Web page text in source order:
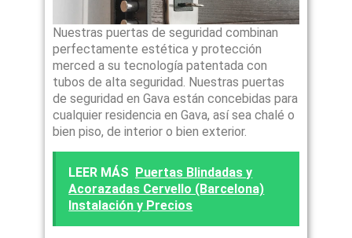
Nuestras puertas de seguridad combinan
perfectamente estética y protección
merced a su tecnología patentada con
tubos de alta seguridad. Nuestras puertas
de seguridad en Gava están concebidas para
cualquier residencia en Gava, así sea chalé o
bien piso, de interior o bien exterior.
LEER MÁS
Puertas Blindadas y
Acorazadas Cervello (Barcelona)
Instalación y Precios